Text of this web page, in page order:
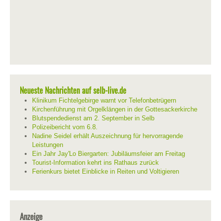
Neueste Nachrichten auf selb-live.de
Klinikum Fichtelgebirge warnt vor Telefonbetrügern
Kirchenführung mit Orgelklängen in der Gottesackerkirche
Blutspendedienst am 2. September in Selb
Polizeibericht vom 6.8.
Nadine Seidel erhält Auszeichnung für hervorragende
Leistungen
Ein Jahr Jay'Lo Biergarten: Jubiläumsfeier am Freitag
Tourist-Information kehrt ins Rathaus zurück
Ferienkurs bietet Einblicke in Reiten und Voltigieren
Anzeige